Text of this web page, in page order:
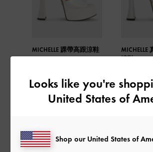
MICHELLE 踝帶高跟涼鞋
MICHELLE
涼鞋
Looks like you're
United States of
Shop our United States of